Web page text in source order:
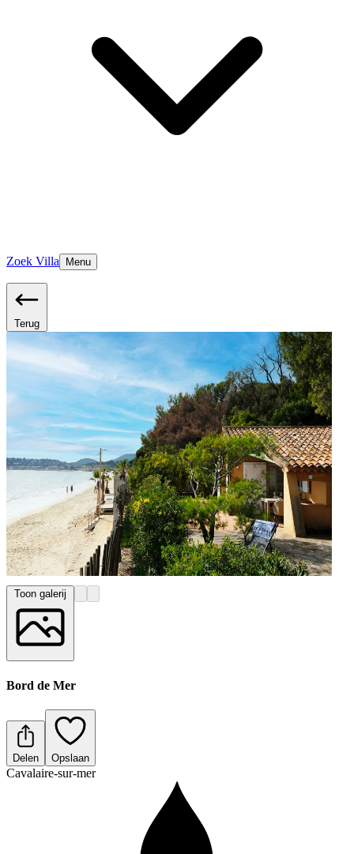
Zoek Villa Menu
Terug
Bord de Mer
Delen Opslaan
Cavalaire-sur-mer